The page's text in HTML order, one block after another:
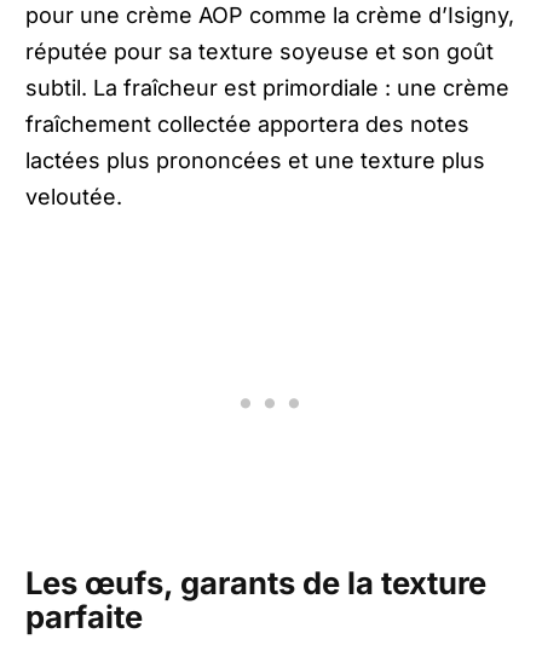
pour une crème AOP comme la crème d’Isigny,
réputée pour sa texture soyeuse et son goût
subtil. La fraîcheur est primordiale : une crème
fraîchement collectée apportera des notes
lactées plus prononcées et une texture plus
veloutée.
Les œufs, garants de la texture
parfaite